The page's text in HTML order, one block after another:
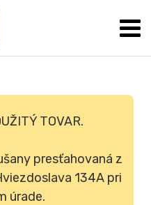
TOVAR.
presťahovaná z
134A pri
úrade.